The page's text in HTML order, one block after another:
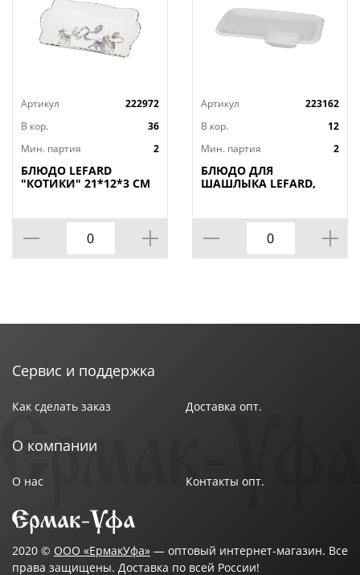
абразивные чистящие средства. Мыть с
применением нейтральных моющих средств. Не
использовать в СВЧ-печах. Не использовать в
Артикул
222972
В кор.
36
Мин. партия
2
БЛЮДО LEFARD
"КОТИКИ" 21*12*3 СМ
Артикул
223162
В кор.
12
Мин. партия
2
БЛЮДО ДЛЯ
ШАШЛЫКА LEFARD,
Сервис и поддержка
Как сделать заказ Доставка опт.
О компании
О нас Контакты опт.
2020 © ООО «ЕрмакУфа» — оптовый интернет-магазин. Все
права защищены. Доставка по всей России!